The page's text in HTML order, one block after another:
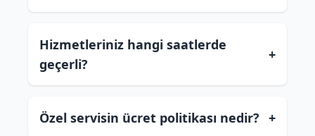
Hizmetleriniz hangi saatlerde
geçerli?
+
Özel servisin ücret politikası nedir? +